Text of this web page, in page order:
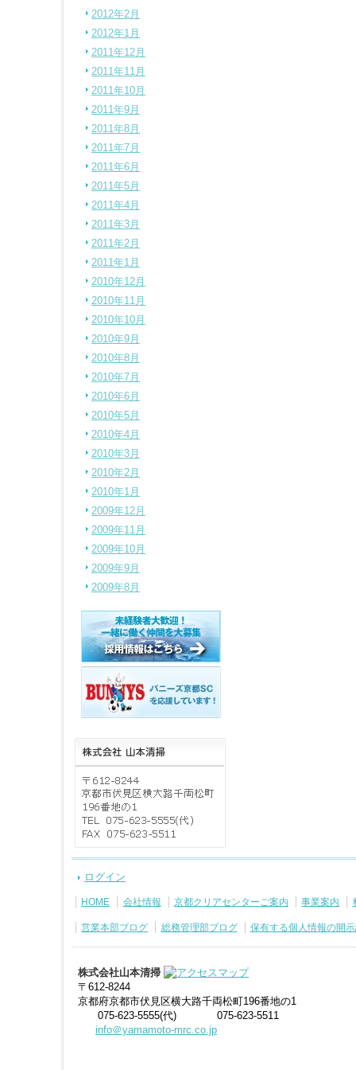
2012年2月
2012年1月
2011年12月
2011年11月
2011年10月
2011年9月
2011年8月
2011年7月
2011年6月
2011年5月
2011年4月
2011年3月
2011年2月
2011年1月
2010年12月
2010年11月
2010年10月
2010年9月
2010年8月
2010年7月
2010年6月
2010年5月
2010年4月
2010年3月
2010年2月
2010年1月
2009年12月
2009年11月
2009年10月
2009年9月
2009年8月
ログイン
HOME 会社情報 京都クリアセンターご案内 事業案内
営業本部ブログ 総務管理部ブログ 保有する個人情報の開
株式会社山本清掃
〒612-8244
京都府京都市伏見区横大路千両松町196番地の1
075-623-5555(代)
075-623-5511
info＠yamamoto-mrc.co.jp